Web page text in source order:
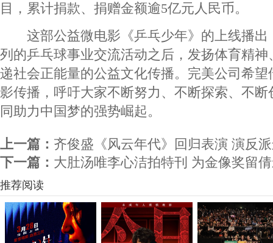
目，累计捐款、捐赠金额逾5亿元人民币。
这部公益微电影《乒乓少年》的上线播出
列的乒乓球事业交流活动之后，发扬体育精
递社会正能量的公益文化传播。完美公司希
影传播，呼吁大家不断努力、不断探索、不
同助力中国梦的强势崛起。
上一篇： 齐俊盛《风云年代》回归表演 演反
下一篇： 大肚汤唯李心洁拍特刊 为金像奖留
推荐阅读